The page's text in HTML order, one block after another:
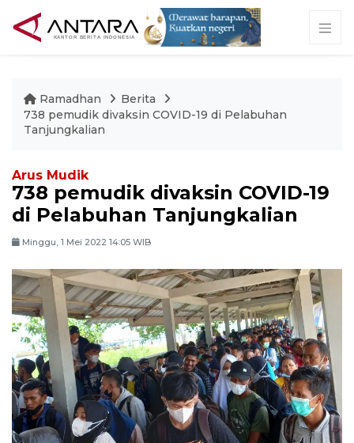
Ramadhan
Berita
738 pemudik divaksin COVID-19 di Pelabuhan
Tanjungkalian
Arus Mudik
738 pemudik divaksin COVID-19
di Pelabuhan Tanjungkalian
Minggu, 1 Mei 2022 14:05 WIB